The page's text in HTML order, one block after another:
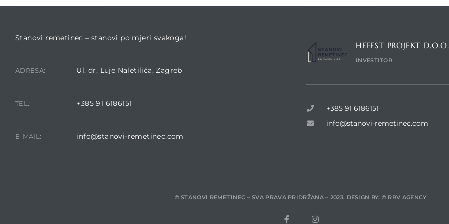
BUILDING LOCATION
Stanovi remetinec – stanovi po mjeri svakoga!
ADRESA: Ul. dr. Luje Naletilića, Zagreb
TEL.: +385 91 6186151
E-MAIL: info@stanovi-remetinec.com
CONTACT AGENT
HEFEST PROJEKT D.O.O.
INVESTITOR
+385 91 6186151
info@stanovi-remetinec.com
© STANOVI REMETINEC – SVA PRAVA PRIDRŽANA – 2023. DESIGN BY: © RRV AGENCY